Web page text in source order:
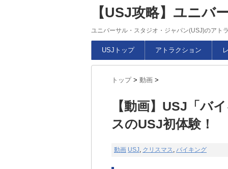
【USJ攻略】ユニバ
ユニバーサル・スタジオ・ジャパン(USJ)のアト
USJトップ アトラクション
トップ > 動画 >
【動画】USJ「バ
スのUSJ初体験！
動画 USJ, クリスマス, バイキング